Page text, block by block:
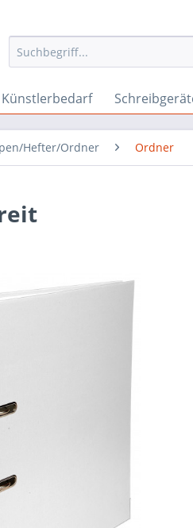
Künstlerbedarf
Hefter/Ordner Ordner